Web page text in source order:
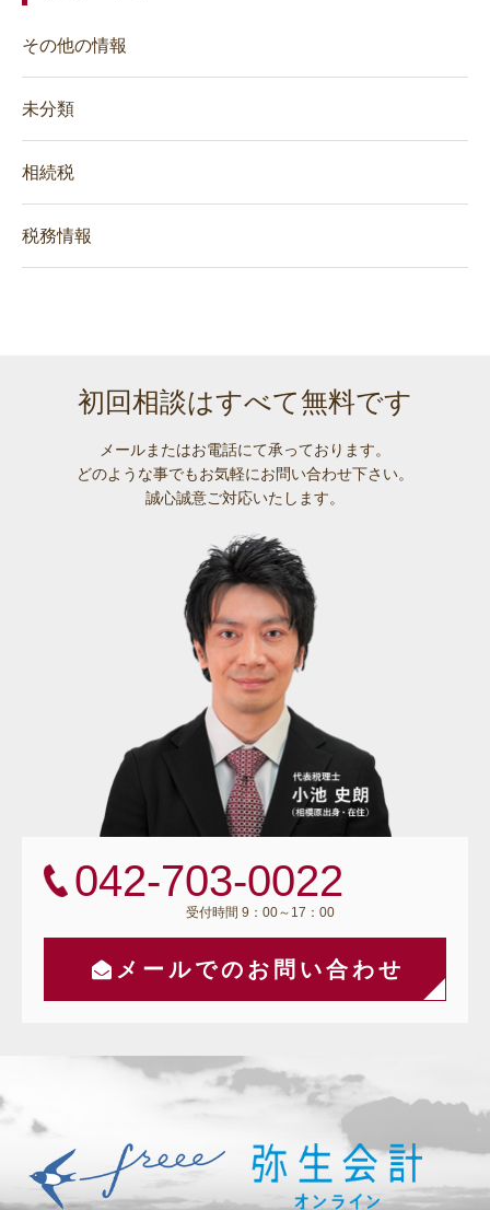
その他の情報
未分類
相続税
税務情報
初回相談はすべて無料です
メールまたはお電話にて承っております。
どのような事でもお気軽にお問い合わせ下さい。
誠心誠意ご対応いたします。
042-703-0022
受付時間 9：00～17：00
メールでのお問い合わせ